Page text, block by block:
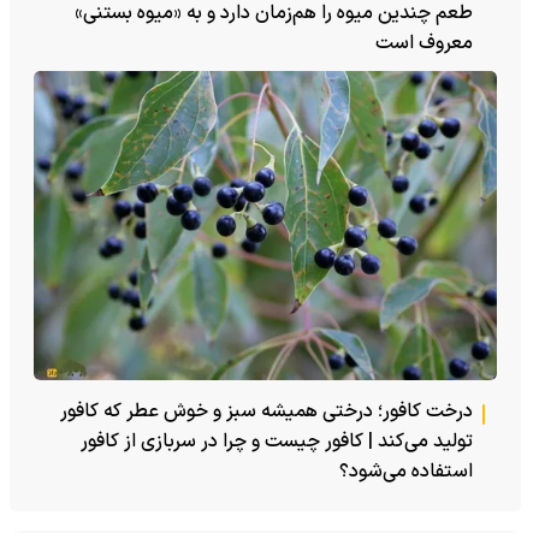
طعم چندین میوه را هم‌زمان دارد و به «میوه بستنی»
معروف است
درخت کافور؛ درختی همیشه سبز و خوش عطر که کافور
تولید می‌کند | کافور چیست و چرا در سربازی از کافور
استفاده می‌شود؟